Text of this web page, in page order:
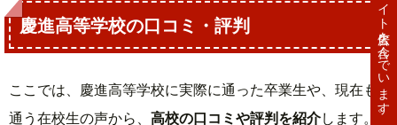
慶進高等学校の口コミ・評判
ここでは、慶進高等学校に実際に通った卒業生や、現在も
通う在校生の声から、 高校の口コミや評判を紹介します。